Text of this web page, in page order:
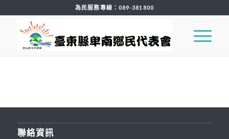
為民服務專線： 089-381800
聯絡資訊